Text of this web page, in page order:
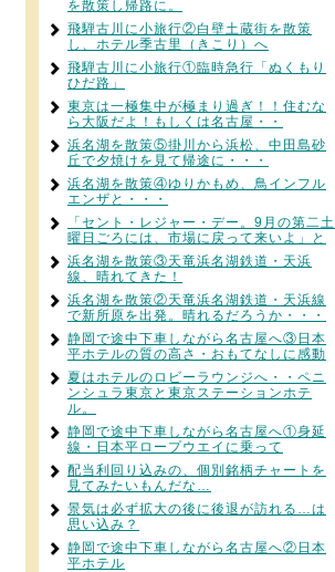
を散策し帰路に。
飛騨古川に小旅行②白壁土蔵街を散策
し、ホテル季古里（きこり）へ
飛騨古川に小旅行①臨時急行「ぬくもり
ひだ路」
東京は一極集中が極まり過ぎ！！住むな
ら大阪だよ！もしくは名古屋・・
浜名湖を散策⑤掛川から浜松、中田島砂
丘で夕焼けを見て帰途に・・・
浜名湖を散策④ゆりかもめ、鳥インフル
エンザと・・・
「セント・レジャー・デー。9月の第二土
曜日ごろには、市場に戻って来いよ」と
浜名湖を散策③天竜浜名湖鉄道・天浜
線、晴れてきた！
浜名湖を散策②天竜浜名湖鉄道・天浜線
で新所原を出発。晴れるだろうか・・・
静岡で途中下車しながら名古屋へ③日本
平ホテルの質の高さ・おもてなしに感動
夏はホテルのロビーラウンジへ・・ペニ
ンシュラ東京と東京ステーションホテ
ル。
静岡で途中下車しながら名古屋へ①身延
線・日本平ロープウエイに乗って
配当利回り込みの、個別銘柄チャートを
見てみたいもんだな…
景気は必ず拡大の後に後退が訪れる…は
思い込み？
静岡で途中下車しながら名古屋へ②日本
平ホテル